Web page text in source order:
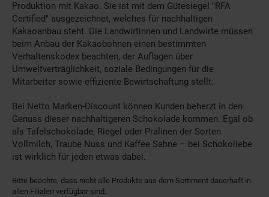
Produktion mit Kakao. Sie ist mit dem Gütesiegel "RFA
Certified" ausgezeichnet, welches für nachhaltigen
Kakaoanbau steht. Die Landwirtinnen und Landwirte müssen
beim Anbau der Kakaobohnen einen bestimmten
Verhaltenskodex beachten, der Auflagen über
Umweltverträglichkeit, soziale Bedingungen für die
Mitarbeiter sowie effiziente Bewirtschaftung stellt.
Bei Netto Marken-Discount können Kunden beherzt in den
Genuss dieser nachhaltigeren Schokolade kommen. Egal ob
als Tafelschokolade, Riegel oder Pralinen der Sorten
Vollmilch, Traube Nuss und Kaffee Sahne – bei Schokoliebe
ist wirklich für jeden etwas dabei.
Bitte beachte, dass nicht alle Produkte aus dem Sortiment dauerhaft in
allen Filialen verfügbar sind.